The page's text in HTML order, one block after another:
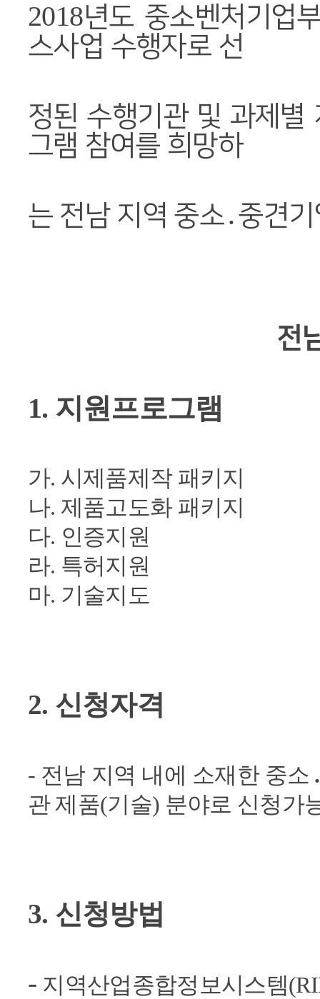
2018년도 중소벤처기업
스사업 수행자로 선
정된 수행기관 및 과제별
그램 참여를 희망하
는 전남 지역 중소․중견
전
1. 지원프로그램
가. 시제품제작 패키지
나. 제품고도화 패키지
다. 인증지원
라. 특허지원
마. 기술지도
2. 신청자격
- 전남 지역 내에 소재한 중소
관 제품(기술) 분야로 신청가
3. 신청방법
- 지역산업종합정보시스템